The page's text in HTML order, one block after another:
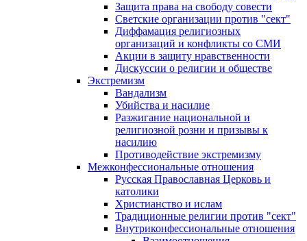
Защита права на свободу совести
Светские организации против "сект"
Диффамация религиозных
организаций и конфликты со СМИ
Акции в защиту нравственности
Дискуссии о религии и обществе
Экстремизм
Вандализм
Убийства и насилие
Разжигание национальной и
религиозной розни и призывы к
насилию
Противодействие экстремизму
Межконфессиональные отношения
Русская Православная Церковь и
католики
Христианство и ислам
Традиционные религии против "сект"
Внутриконфессиональные отношения